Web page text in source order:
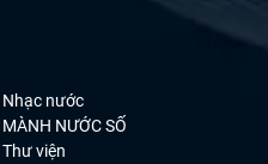
Nhạc nước
MÀNH NƯỚC SỐ
Thư viện